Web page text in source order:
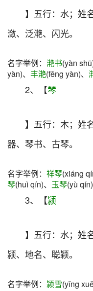
】五行：水；姓
潋、泛滟、闪光。
名字举例： 滟书(yàn shū)
yàn)、 丰滟(fēng yàn)、
2、【琴
】五行：木；姓
器、琴书、古琴。
名字举例： 祥琴(xiáng
琴(huì qín)、 玉琴(yù qín)
3、【颍
】五行：水；姓
颍、地名、聪颖。
名字举例： 颍雪(yǐng